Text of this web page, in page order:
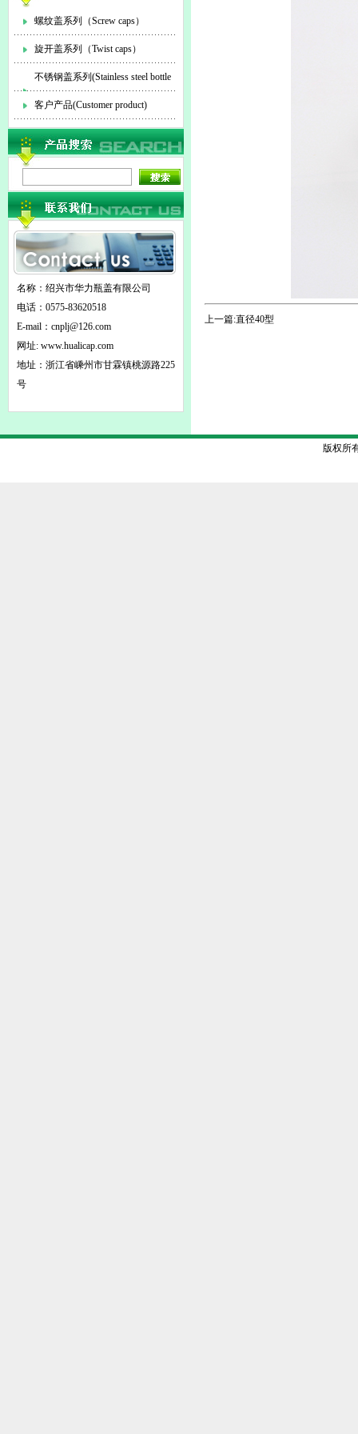
螺纹盖系列（Screw caps）
旋开盖系列（Twist caps）
不锈钢盖系列(Stainless steel bottle
cap)
客户产品(Customer product)
名称：绍兴市华力瓶盖有限公司
电话：0575-83620518
E-mail： cnplj@126.com
网址: www.hualicap.com
地址：浙江省嵊州市甘霖镇桃源路225
号
上一篇:直径40型
版权所